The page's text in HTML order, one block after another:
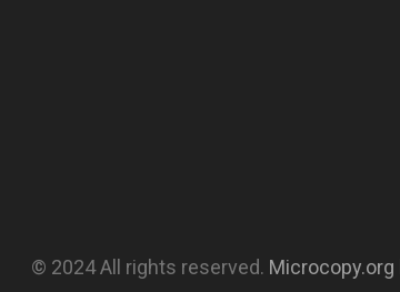
© 2024 All rights reserved. Microcopy.org